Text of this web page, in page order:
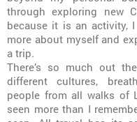
through exploring new
because it is an activity,
more about myself and
a trip.
There’s so much out
different cultures,
people from all walks of
seen more than I